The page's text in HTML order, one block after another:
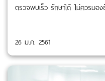
ตรวจพบเร็ว รักษาได้ ไม่ควรมอง
26 ม.ค. 2561